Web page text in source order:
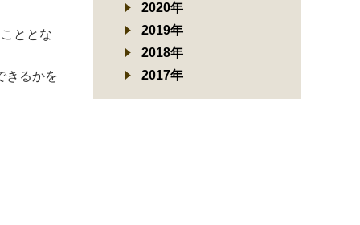
ととな
きるかを
2020年
2019年
2018年
2017年